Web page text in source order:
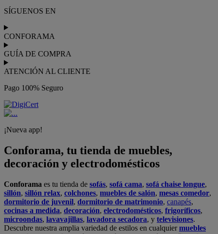
SÍGUENOS EN
CONFORAMA
GUÍA DE COMPRA
ATENCIÓN AL CLIENTE
Pago 100% Seguro
¡Nueva app!
Conforama, tu tienda de muebles,
decoración y electrodomésticos
Conforama es tu tienda de sofás, sofá cama, sofá chaise longue,
sillón, sillón relax, colchones, muebles de salón, mesas comedor,
dormitorio de juvenil, dormitorio de matrimonio, canapés,
cocinas a medida, decoración, electrodomésticos, frigoríficos,
microondas, lavavajillas, lavadora secadora, y televisiones.
Descubre nuestra amplia variedad de estilos en cualquiermuebles